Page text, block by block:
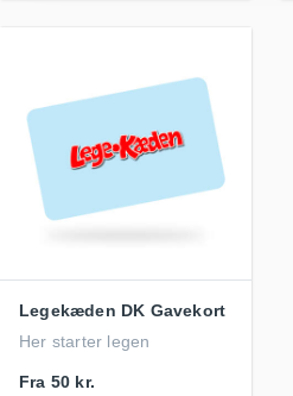
Legekæden DK Gavekort
Her starter legen
Fra 50 kr.